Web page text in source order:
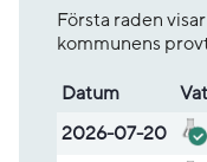
Första raden
kommunens
Lista med
Datum
2026-07-20